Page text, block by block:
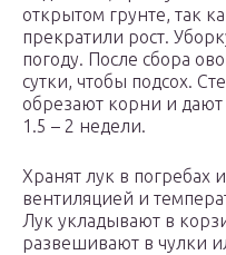
открытом грунте, так
прекратили рост.
погоду. После сбора
сутки, чтобы подсох.
обрезают корни и дают
1.5 – 2 недели.
Хранят лук в погребах
вентиляцией и
Лук укладывают в
развешивают в чулки